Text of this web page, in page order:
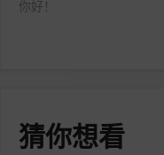
你好！
猜你想看